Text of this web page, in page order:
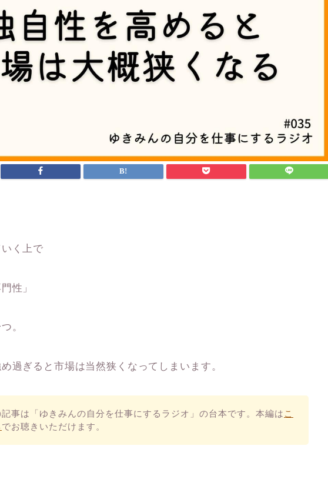
く上で
性」
。
過ぎると市場は当然狭くなってしまいます。
記事は「ゆきみんの自分を仕事にするラジオ」の台本です。本編は こ
でお聴きいただけます。